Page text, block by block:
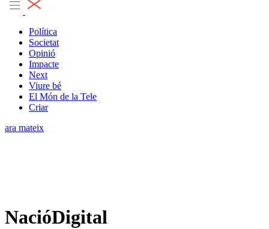
Política
Societat
Opinió
Impacte
Next
Viure bé
El Món de la Tele
Criar
ara mateix
NacióDigital